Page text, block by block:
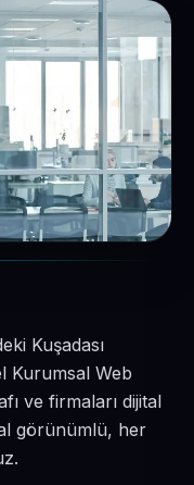
Kuşadası
Kurumsal Web
ve firmaları dijital
görünümlü, her